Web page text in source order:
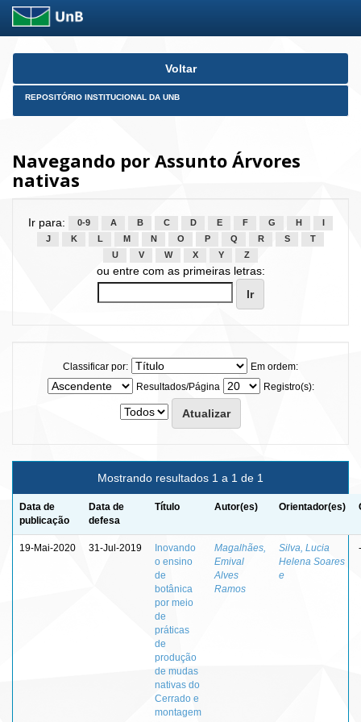
Skip
Voltar
REPOSITÓRIO INSTITUCIONAL DA UNB
Navegando por Assunto Árvores
nativas
Ir para: 0-9 A B C D E F G H
J
K L M N O P Q R S
T
U
V W X Y Z
ou entre com as primeiras letras:
Classificar por:
Em ordem:
Resultados/Página
Registro(s):
Mostrando resultados 1 a 1 de 1
Data de
publicação
Data de
defesa
Título Autor(es) Orientador(es)
19-Mai-2020 31-Jul-2019
Inovando
o ensino
de
botânica
por meio
de
práticas
de
produção
de mudas
nativas do
Cerrado e
montagem
Magalhães,
Emival
Alves
Ramos
Silva, Lucia
Helena Soares
e
-